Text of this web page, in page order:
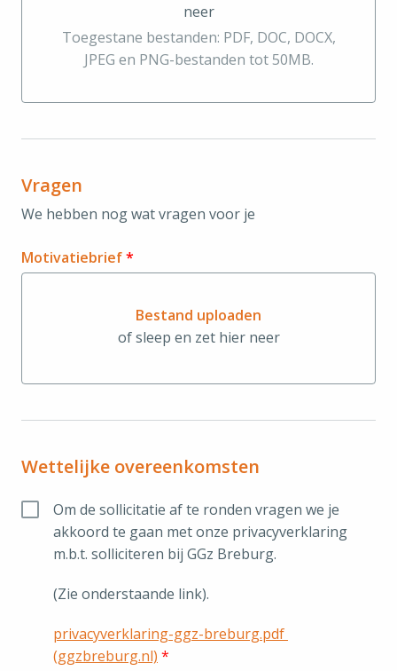
neer
Bestand uploaden of sleep en zet hier neer
Toegestane bestanden: PDF, DOC, DOCX,
JPEG en PNG-bestanden tot 50MB.
Vragen
We hebben nog wat vragen voor je
Motivatiebrief*
Bestand uploaden
of sleep en zet hier neer
Wettelijke overeenkomsten
Om de sollicitatie af te ronden vragen we je
akkoord te gaan met onze privacyverklaring
(Zie onderstaande link).
privacyverklaring-ggz-breburg.pdf
(ggzbreburg.nl)